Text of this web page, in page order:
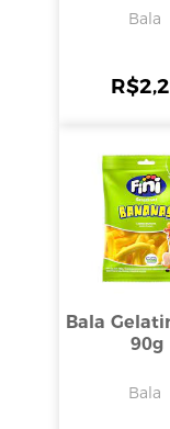
Bala
R$
Bala
90g
Bala